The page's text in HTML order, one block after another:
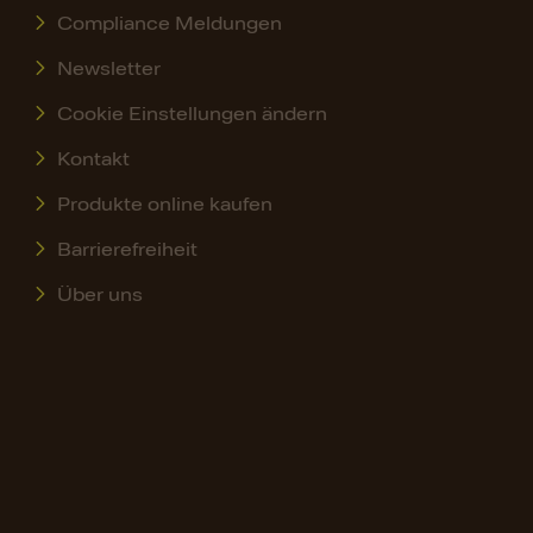
Compliance Meldungen
Newsletter
Cookie Einstellungen ändern
Kontakt
Produkte online kaufen
Barrierefreiheit
Über uns